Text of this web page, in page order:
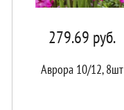
279.69 руб.
Аврора 10/12, 8шт